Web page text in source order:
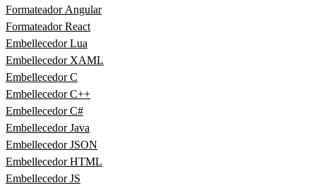
Formateador Angular
Formateador React
Embellecedor Lua
Embellecedor XAML
Embellecedor C
Embellecedor C++
Embellecedor C#
Embellecedor Java
Embellecedor JSON
Embellecedor HTML
Embellecedor JS